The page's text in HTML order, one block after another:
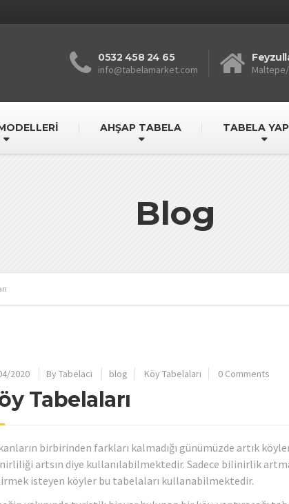
0532 458 24 65
info@tabelamarket.com
AHŞAP TABELA TABELA
Blog
2020 By Tabelaci blog Köy Tabelaları 0 Comments
Tabelaları
birbirinden farkları kalmadığı günümüzde artık
artsın diye kullanılabilmektedir. Sadece bilinirlik
isteyen köyler bu tabelaları kullanabilmektedir.